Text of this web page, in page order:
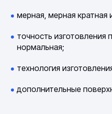
мерная, мерная кратная
точность изготовления
нормальная;
технология
дополнительные